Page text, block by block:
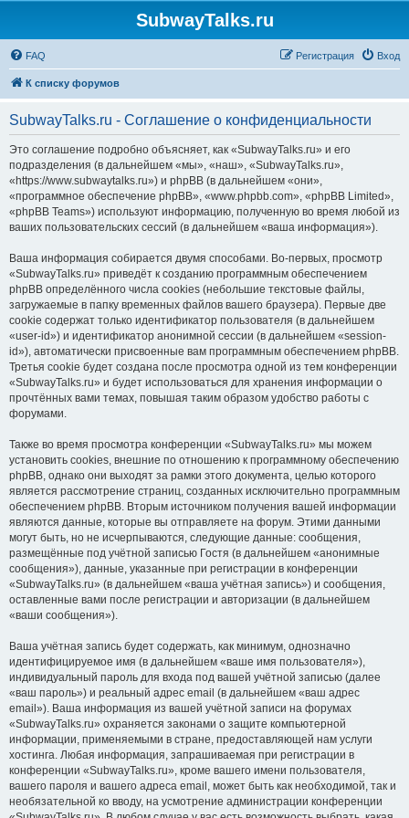
SubwayTalks.ru
FAQ Вход
Регистрация
К списку форумов
SubwayTalks.ru - Соглашение о конфиденциальности
Это соглашение подробно объясняет, как «SubwayTalks.ru» и его
подразделения (в дальнейшем «мы», «наш», «SubwayTalks.ru»,
«https://www.subwaytalks.ru») и phpBB (в дальнейшем «они»,
«программное обеспечение phpBB», «www.phpbb.com», «phpBB Limited»,
«phpBB Teams») используют информацию, полученную во время любой из
ваших пользовательских сессий (в дальнейшем «ваша информация»).
Ваша информация собирается двумя способами. Во-первых, просмотр
«SubwayTalks.ru» приведёт к созданию программным обеспечением
phpBB определённого числа cookies (небольшие текстовые файлы,
загружаемые в папку временных файлов вашего браузера). Первые две
cookie содержат только идентификатор пользователя (в дальнейшем
«user-id») и идентификатор анонимной сессии (в дальнейшем «session-
id»), автоматически присвоенные вам программным обеспечением phpBB.
Третья cookie будет создана после просмотра одной из тем конференции
«SubwayTalks.ru» и будет использоваться для хранения информации о
прочтённых вами темах, повышая таким образом удобство работы с
форумами.
Также во время просмотра конференции «SubwayTalks.ru» мы можем
установить cookies, внешние по отношению к программному обеспечению
phpBB, однако они выходят за рамки этого документа, целью которого
является рассмотрение страниц, созданных исключительно программным
обеспечением phpBB. Вторым источником получения вашей информации
являются данные, которые вы отправляете на форум. Этими данными
могут быть, но не исчерпываются, следующие данные: сообщения,
размещённые под учётной записью Гостя (в дальнейшем «анонимные
сообщения»), данные, указанные при регистрации в конференции
«SubwayTalks.ru» (в дальнейшем «ваша учётная запись») и сообщения,
оставленные вами после регистрации и авторизации (в дальнейшем
«ваши сообщения»).
Ваша учётная запись будет содержать, как минимум, однозначно
идентифицируемое имя (в дальнейшем «ваше имя пользователя»),
индивидуальный пароль для входа под вашей учётной записью (далее
«ваш пароль») и реальный адрес email (в дальнейшем «ваш адрес
email»). Ваша информация из вашей учётной записи на форумах
«SubwayTalks.ru» охраняется законами о защите компьютерной
информации, применяемыми в стране, предоставляющей нам услуги
хостинга. Любая информация, запрашиваемая при регистрации в
конференции «SubwayTalks.ru», кроме вашего имени пользователя,
вашего пароля и вашего адреса email, может быть как необходимой, так и
необязательной ко вводу, на усмотрение администрации конференции